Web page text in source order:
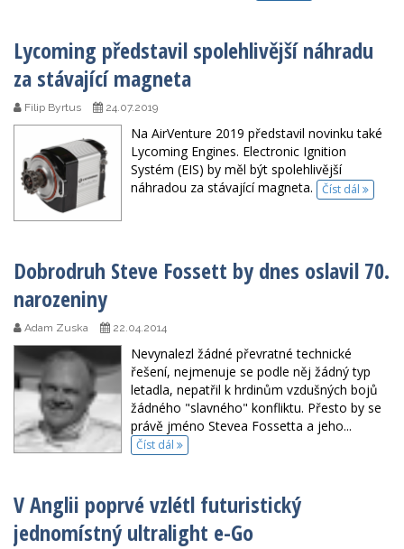
Lycoming představil spolehlivější náhradu
za stávající magneta
Filip Byrtus 24.07.2019
Na AirVenture 2019 představil novinku také
Lycoming Engines. Electronic Ignition
Systém (EIS) by měl být spolehlivější
náhradou za stávající magneta.
Číst dál
Dobrodruh Steve Fossett by dnes oslavil 70.
narozeniny
Adam Zuska 22.04.2014
Nevynalezl žádné převratné technické
řešení, nejmenuje se podle něj žádný typ
letadla, nepatřil k hrdinům vzdušných bojů
žádného "slavného" konfliktu. Přesto by se
právě jméno Stevea Fossetta a jeho...
Číst dál
V Anglii poprvé vzlétl futuristický
jednomístný ultralight e-Go